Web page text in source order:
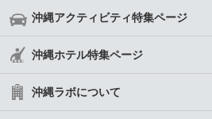
沖縄アクティビティ特集ページ
沖縄ホテル特集ページ
沖縄ラボについて